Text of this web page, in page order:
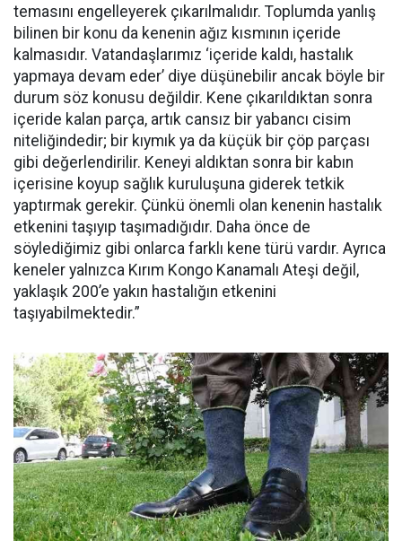
temasını engelleyerek çıkarılmalıdır. Toplumda yanlış
bilinen bir konu da kenenin ağız kısmının içeride
kalmasıdır. Vatandaşlarımız ‘içeride kaldı, hastalık
yapmaya devam eder’ diye düşünebilir ancak böyle bir
durum söz konusu değildir. Kene çıkarıldıktan sonra
içeride kalan parça, artık cansız bir yabancı cisim
niteliğindedir; bir kıymık ya da küçük bir çöp parçası
gibi değerlendirilir. Keneyi aldıktan sonra bir kabın
içerisine koyup sağlık kuruluşuna giderek tetkik
yaptırmak gerekir. Çünkü önemli olan kenenin hastalık
etkenini taşıyıp taşımadığıdır. Daha önce de
söylediğimiz gibi onlarca farklı kene türü vardır. Ayrıca
keneler yalnızca Kırım Kongo Kanamalı Ateşi değil,
yaklaşık 200’e yakın hastalığın etkenini
taşıyabilmektedir.”